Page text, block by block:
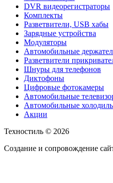
DVR видеорегистраторы
Комплекты
Разветвители, USB хабы
Зарядные устройства
Модуляторы
Автомобильные
Разветвители
Шнуры для телефонов
Диктофоны
Цифровые фотокамеры
Автомобильные
Автомобильные
Акции
Техностиль © 2026
Создание и сопровождение